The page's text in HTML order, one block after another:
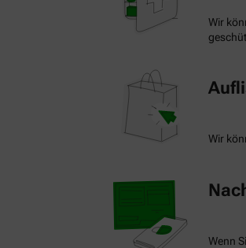
Wir
Wir
Wenn